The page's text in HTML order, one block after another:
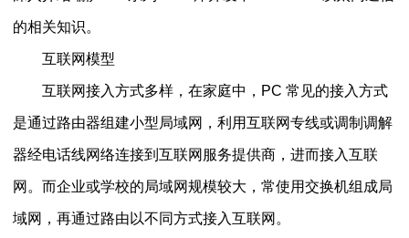
的相关知识。
互联网模型
互联网接入方式多样，在家庭中，PC 常见的接入方式
是通过路由器组建小型局域网，利用互联网专线或调制调解
器经电话线网络连接到互联网服务提供商，进而接入互联
网。而企业或学校的局域网规模较大，常使用交换机组成局
域网，再通过路由以不同方式接入互联网。